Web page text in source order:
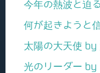
今年の熱波と迫
何が起きようと
太陽の大天使 by
光のリーダー by